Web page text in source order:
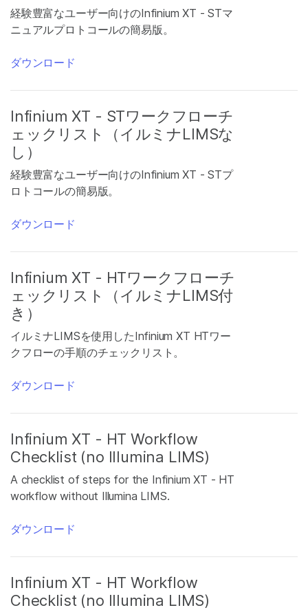
経験豊富なユーザー向けのInfinium XT - STマ
ニュアルプロトコールの簡易版。
ダウンロード
Infinium XT - STワークフローチ
ェックリスト（イルミナLIMSな
し）
経験豊富なユーザー向けのInfinium XT - STプ
ロトコールの簡易版。
ダウンロード
Infinium XT - HTワークフローチ
ェックリスト（イルミナLIMS付
き）
イルミナLIMSを使用したInfinium XT HTワー
クフローの手順のチェックリスト。
ダウンロード
Infinium XT - HT Workflow
Checklist (no Illumina LIMS)
A checklist of steps for the Infinium XT - HT
workflow without Illumina LIMS.
ダウンロード
Infinium XT - HT Workflow
Checklist (no Illumina LIMS)